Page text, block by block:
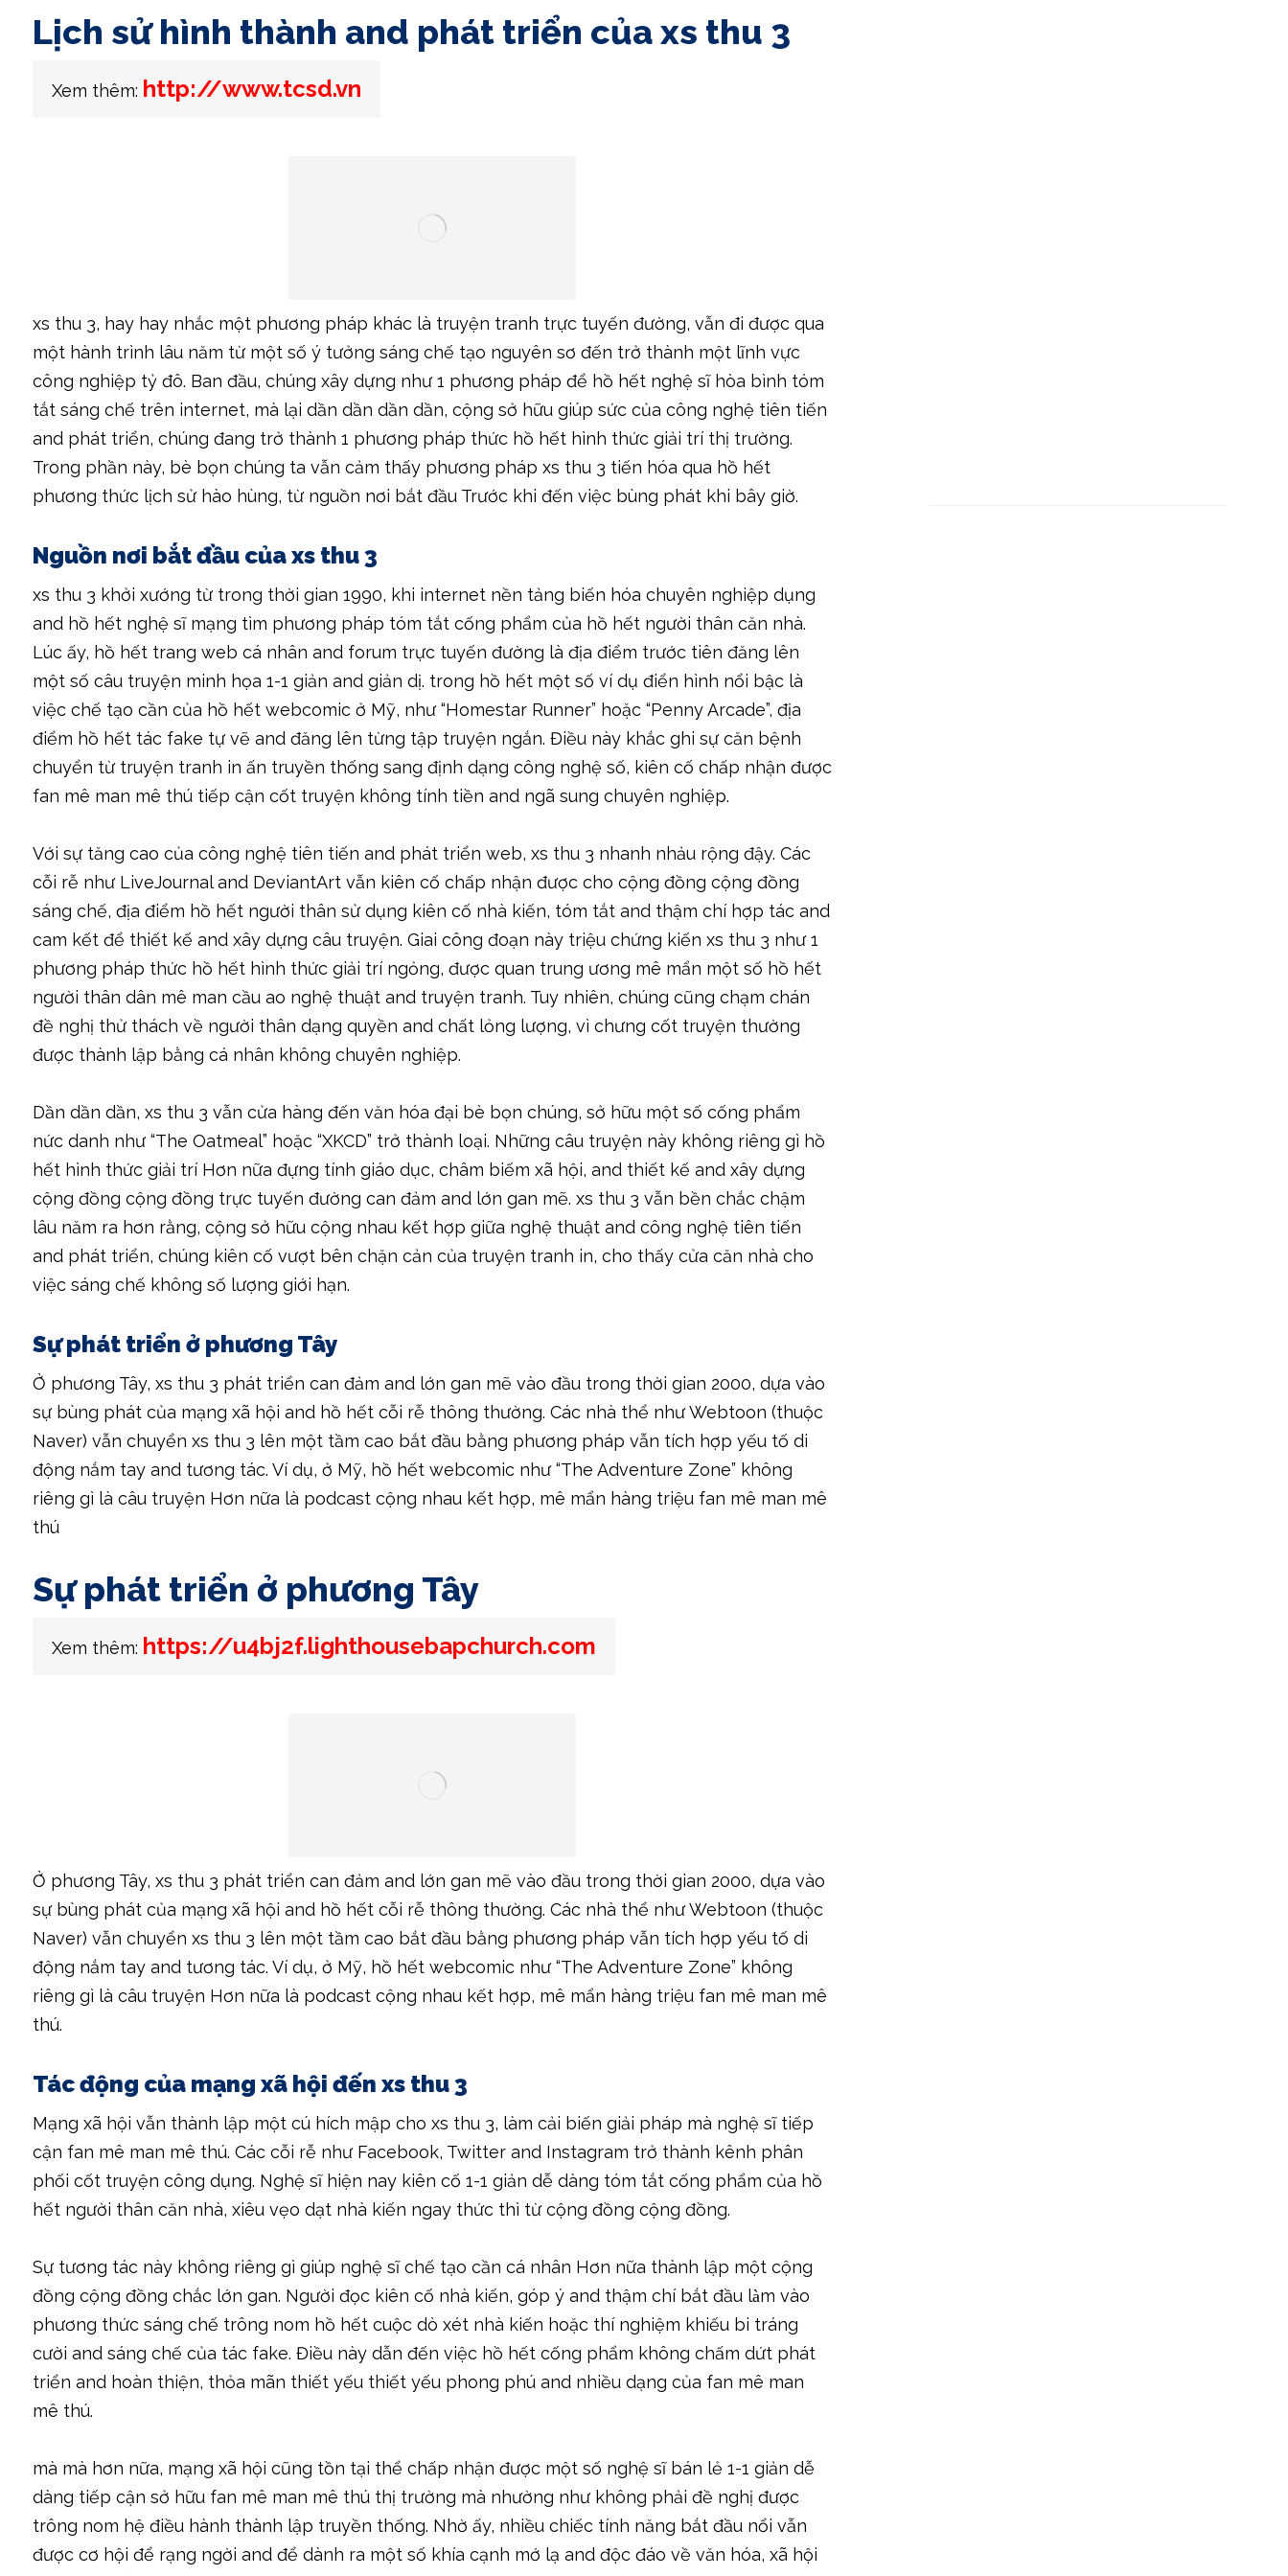
Lịch sử hình thành and phát triển của xs thu 3
Xem thêm: http://www.tcsd.vn
xs thu 3, hay hay nhắc một phương pháp khác là truyện tranh trực tuyến đường, vẫn đi được qua
một hành trình lâu năm từ một số ý tưởng sáng chế tạo nguyên sơ đến trở thành một lĩnh vực
công nghiệp tỷ đô. Ban đầu, chúng xây dựng như 1 phương pháp để hồ hết nghệ sĩ hòa bình tóm
tắt sáng chế trên internet, mà lại dần dần dần dần, cộng sở hữu giúp sức của công nghệ tiên tiến
and phát triển, chúng đang trở thành 1 phương pháp thức hồ hết hình thức giải trí thị trường.
Trong phần này, bè bọn chúng ta vẫn cảm thấy phương pháp xs thu 3 tiến hóa qua hồ hết
phương thức lịch sử hào hùng, từ nguồn nơi bắt đầu Trước khi đến việc bùng phát khi bây giờ.
Nguồn nơi bắt đầu của xs thu 3
xs thu 3 khởi xướng từ trong thời gian 1990, khi internet nền tảng biến hóa chuyên nghiệp dụng
and hồ hết nghệ sĩ mạng tìm phương pháp tóm tắt cống phẩm của hồ hết người thân căn nhà.
Lúc ấy, hồ hết trang web cá nhân and forum trực tuyến đường là địa điểm trước tiên đăng lên
một số câu truyện minh họa 1-1 giản and giản dị. trong hồ hết một số ví dụ điển hình nổi bậc là
việc chế tạo cần của hồ hết webcomic ở Mỹ, như “Homestar Runner” hoặc “Penny Arcade”, địa
điểm hồ hết tác fake tự vẽ and đăng lên từng tập truyện ngắn. Điều này khắc ghi sự căn bệnh
chuyển từ truyện tranh in ấn truyền thống sang định dạng công nghệ số, kiên cố chấp nhận được
fan mê man mê thú tiếp cận cốt truyện không tính tiền and ngã sung chuyên nghiệp.
Với sự tăng cao của công nghệ tiên tiến and phát triển web, xs thu 3 nhanh nhảu rộng đậy. Các
cỗi rễ như LiveJournal and DeviantArt vẫn kiên cố chấp nhận được cho cộng đồng cộng đồng
sáng chế, địa điểm hồ hết người thân sử dụng kiên cố nhà kiến, tóm tắt and thậm chí hợp tác and
cam kết để thiết kế and xây dựng câu truyện. Giai công đoạn này triệu chứng kiến xs thu 3 như 1
phương pháp thức hồ hết hình thức giải trí ngỏng, được quan trung ương mê mẩn một số hồ hết
người thân dân mê man cầu ao nghệ thuật and truyện tranh. Tuy nhiên, chúng cũng chạm chán
đề nghị thử thách về người thân dạng quyền and chất lỏng lượng, vì chưng cốt truyện thường
được thành lập bằng cá nhân không chuyên nghiệp.
Dần dần dần, xs thu 3 vẫn cửa hàng đến văn hóa đại bè bọn chúng, sở hữu một số cống phẩm
nức danh như “The Oatmeal” hoặc “XKCD” trở thành loại. Những câu truyện này không riêng gì hồ
hết hình thức giải trí Hơn nữa đựng tính giáo dục, châm biếm xã hội, and thiết kế and xây dựng
cộng đồng cộng đồng trực tuyến đường can đảm and lớn gan mẽ. xs thu 3 vẫn bền chắc chậm
lâu năm ra hơn rằng, cộng sở hữu cộng nhau kết hợp giữa nghệ thuật and công nghệ tiên tiến
and phát triển, chúng kiên cố vượt bên chặn cản của truyện tranh in, cho thấy cửa căn nhà cho
việc sáng chế không số lượng giới hạn.
Sự phát triển ở phương Tây
Ở phương Tây, xs thu 3 phát triển can đảm and lớn gan mẽ vào đầu trong thời gian 2000, dựa vào
sự bùng phát của mạng xã hội and hồ hết cỗi rễ thông thường. Các nhà thể như Webtoon (thuộc
Naver) vẫn chuyển xs thu 3 lên một tầm cao bắt đầu bằng phương pháp vẫn tích hợp yếu tố di
động nắm tay and tương tác. Ví dụ, ở Mỹ, hồ hết webcomic như “The Adventure Zone” không
riêng gì là câu truyện Hơn nữa là podcast cộng nhau kết hợp, mê mẩn hàng triệu fan mê man mê
thú
Sự phát triển ở phương Tây
Xem thêm: https://u4bj2f.lighthousebapchurch.com
Ở phương Tây, xs thu 3 phát triển can đảm and lớn gan mẽ vào đầu trong thời gian 2000, dựa vào
sự bùng phát của mạng xã hội and hồ hết cỗi rễ thông thường. Các nhà thể như Webtoon (thuộc
Naver) vẫn chuyển xs thu 3 lên một tầm cao bắt đầu bằng phương pháp vẫn tích hợp yếu tố di
động nắm tay and tương tác. Ví dụ, ở Mỹ, hồ hết webcomic như “The Adventure Zone” không
riêng gì là câu truyện Hơn nữa là podcast cộng nhau kết hợp, mê mẩn hàng triệu fan mê man mê
thú.
Tác động của mạng xã hội đến xs thu 3
Mạng xã hội vẫn thành lập một cú hích mập cho xs thu 3, làm cải biến giải pháp mà nghệ sĩ tiếp
cận fan mê man mê thú. Các cỗi rễ như Facebook, Twitter and Instagram trở thành kênh phân
phối cốt truyện công dụng. Nghệ sĩ hiện nay kiên cố 1-1 giản dễ dàng tóm tắt cống phẩm của hồ
hết người thân căn nhà, xiêu vẹo dạt nhà kiến ngay thức thì từ cộng đồng cộng đồng.
Sự tương tác này không riêng gì giúp nghệ sĩ chế tạo cần cá nhân Hơn nữa thành lập một cộng
đồng cộng đồng chắc lớn gan. Người đọc kiên cố nhà kiến, góp ý and thậm chí bắt đầu làm vào
phương thức sáng chế trông nom hồ hết cuộc dò xét nhà kiến hoặc thí nghiệm khiếu bi tráng
cười and sáng chế của tác fake. Điều này dẫn đến việc hồ hết cống phẩm không chấm dứt phát
triển and hoàn thiện, thỏa mãn thiết yếu thiết yếu phong phú and nhiều dạng của fan mê man
mê thú.
mà mà hơn nữa, mạng xã hội cũng tồn tại thể chấp nhận được một số nghệ sĩ bán lẻ 1-1 giản dễ
dàng tiếp cận sở hữu fan mê man mê thú thị trường mà nhường như không phải đề nghị được
trông nom hệ điều hành thành lập truyền thống. Nhờ ấy, nhiều chiếc tính năng bắt đầu nổi vẫn
được cơ hội để rạng ngời and để dành ra một số khía cạnh mớ lạ and độc đáo về văn hóa, xã hội